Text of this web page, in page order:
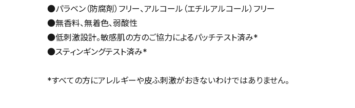
●パラベン（防腐剤）フリー、アルコール（エチルアルコール）フリー
●無香料、無着色、弱酸性
●低刺激設計。敏感肌の方のご協力によるパッチテスト済み*
●スティンギングテスト済み*
*すべての方にアレルギーや皮ふ刺激がおきないわけではありません。